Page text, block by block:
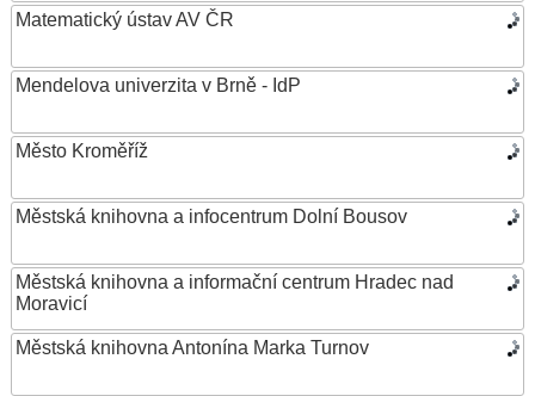
Matematický ústav AV ČR
Mendelova univerzita v Brně - IdP
Město Kroměříž
Městská knihovna a infocentrum Dolní Bousov
Městská knihovna a informační centrum Hradec nad
Moravicí
Městská knihovna Antonína Marka Turnov